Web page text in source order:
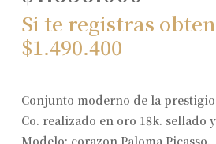
Si te registras
$1.490.400
Conjunto moderno de la
Co. realizado en oro 18k. sellado
Modelo: corazon Paloma Picasso.